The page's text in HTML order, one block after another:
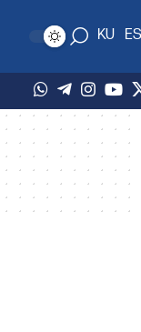
ES
KU